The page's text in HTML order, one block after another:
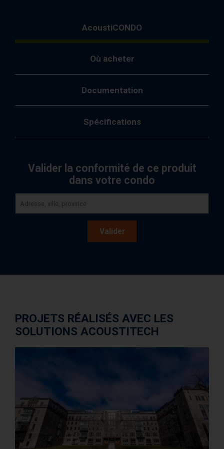
AcoustiCONDO
Où acheter
Documentation
Spécifications
Valider la conformité de ce produit
dans votre condo
Valider
PROJETS RÉALISÉS AVEC LES
SOLUTIONS ACOUSTITECH